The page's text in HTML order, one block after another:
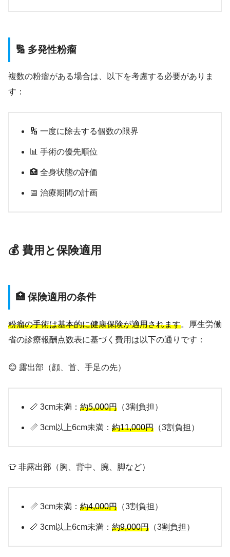
🔢 多発性粉瘤
複数の粉瘤がある場合は、以下を考慮する必要がありま
す：
🔢 一度に除去する個数の限界
📊 手術の優先順位
🏥 全身状態の評価
📅 治療期間の計画
💰 費用と保険適用
🏥 保険適用の条件
粉瘤の手術は基本的に健康保険が適用されます。厚生労働
省の診療報酬点数表に基づく費用は以下の通りです：
😊 露出部（顔、首、手足の先）
📏 3cm未満： 約5,000円 （3割負担）
📏 3cm以上6cm未満： 約11,000円 （3割負担）
👕 非露出部（胸、背中、腕、脚など）
📏 3cm未満： 約4,000円 （3割負担）
📏 3cm以上6cm未満： 約9,000円 （3割負担）